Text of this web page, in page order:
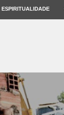
ESPIRITUALIDADE